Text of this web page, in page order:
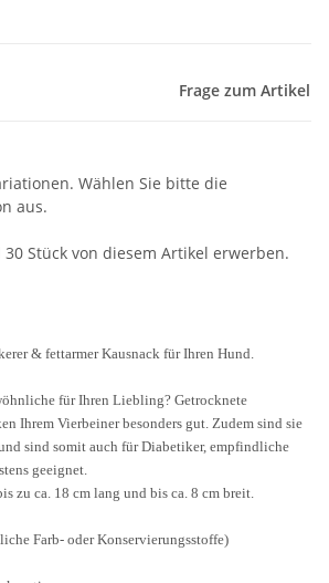
Frage zum Artikel
Wählen Sie bitte die
aus.
Stück von diesem Artikel erwerben.
& fettarmer Kausnack für Ihren Hund.
für Ihren Liebling? Getrocknete
Ihrem Vierbeiner besonders gut. Zudem sind sie
sind somit auch für Diabetiker, empfindliche
geeignet.
zu ca. 18 cm lang und bis ca. 8 cm breit.
Farb- oder Konservierungsstoffe)